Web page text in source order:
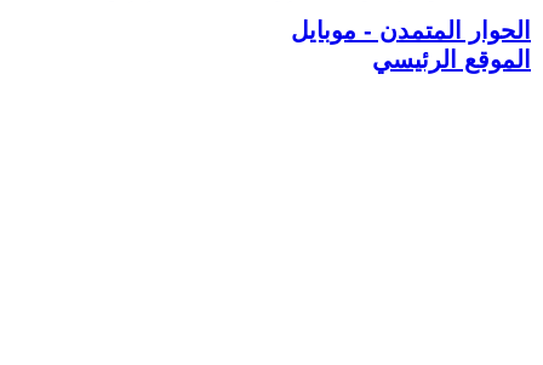
الحوار المتمدن - موبايل
الموقع الرئيسي